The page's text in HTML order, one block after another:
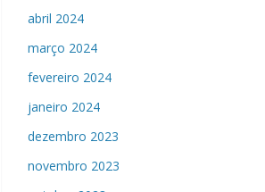
abril 2024
março 2024
fevereiro 2024
janeiro 2024
dezembro 2023
novembro 2023